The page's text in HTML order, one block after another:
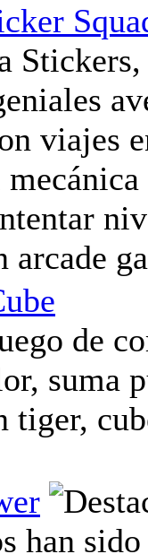
viajes
arcade
de
suma
tiger,
han